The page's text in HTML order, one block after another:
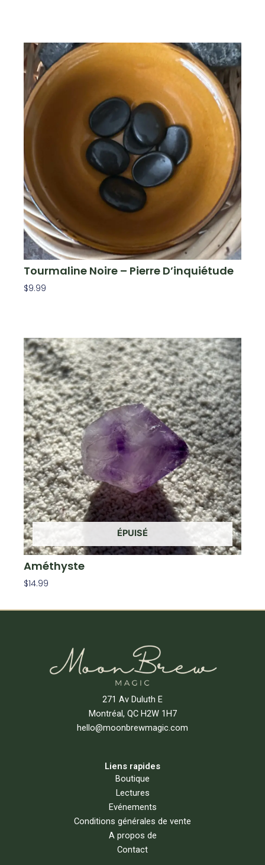
Tourmaline Noire – Pierre D’inquiétude
$9.99
ÉPUISÉ
Améthyste
$14.99
271 Av Duluth E
Montréal, QC H2W 1H7
hello@moonbrewmagic.com
Liens rapides
Boutique
Lectures
Evénements
Conditions générales de vente
A propos de
Contact